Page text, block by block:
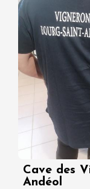
Cave des
Andéol